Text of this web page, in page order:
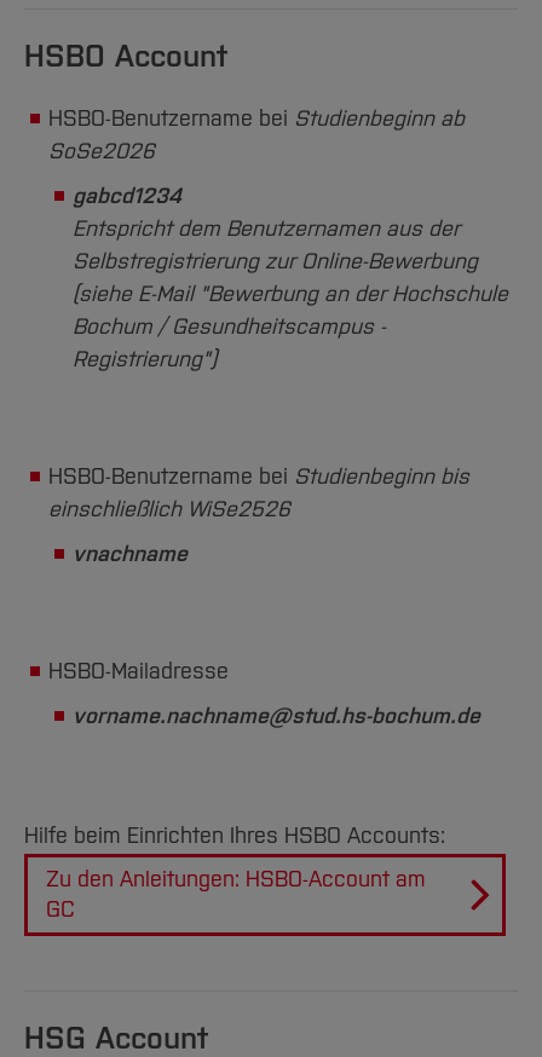
Arbeiten im FB G
International
Service
Studieninteressierte
Studium
Forschung und Entwicklung
International
Team
Service
Notfall-Infos
Gleichstellung
Vertretungen
Wahlen
Hochschulkommunikation
International Office
Medienzentrum
qed-Stiftung
Zentrale Studienberatung
HSBO Account
HSBO-Benutzername bei Studienbeginn ab
SoSe2026
gabcd1234
Entspricht dem Benutzernamen aus der
Selbstregistrierung zur Online-Bewerbung
(siehe E-Mail "Bewerbung an der Hochschule
Bochum / Gesundheitscampus -
Registrierung")
HSBO-Benutzername bei Studienbeginn bis
einschließlich WiSe2526
vnachname
HSBO-Mailadresse
vorname.nachname@stud.hs-bochum.de
Hilfe beim Einrichten Ihres HSBO Accounts:
Zu den Anleitungen: HSBO-Account am
GC
HSG Account